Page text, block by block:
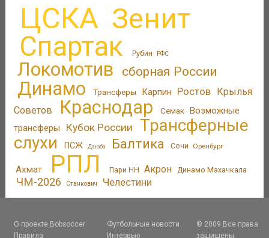
ЦСКА Зенит
Спартак Рубин РФС
Локомотив сборная России
Динамо Трансферы Карпин Ростов Крылья
Советов
Краснодар Семак Возможные
трансферы
Кубок России
Трансферные
слухи
ПСЖ Дзюба Балтика Сочи Оренбург
Ахмат РПЛ Пари НН Акрон Динамо Махачкала
ЧМ-2026 Станкович Челестини
О проекте Bobsoccer
Правила
Футбольные новости
Интервью
© 2009 Все права
защищены.